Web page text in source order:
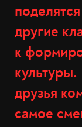
другие
к
друзья
самое